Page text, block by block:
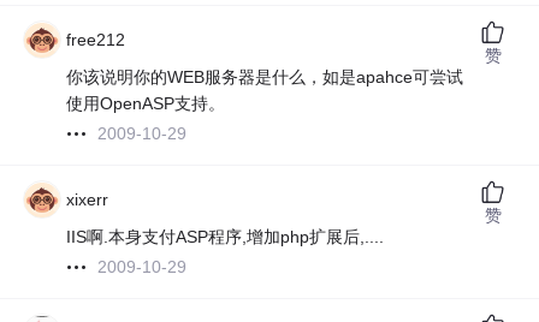
free212
你该说明你的WEB服务器是什么，如是apahce可尝试
使用OpenASP支持。
2009-10-29
赞
xixerr
IIS啊.本身支付ASP程序,增加php扩展后,....
2009-10-29
赞